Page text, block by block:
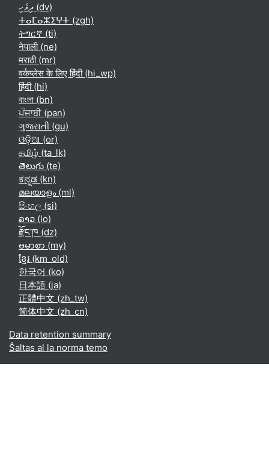
ދިވެހި ‎(dv)‎
ⵜⴰⵎⴰⵣⵉⵖⵜ ‎(zgh)‎
ትግርኛ ‎(ti)‎
नेपाली ‎(ne)‎
मराठी ‎(mr)‎
वर्कप्लेस के लिए हिंदी ‎(hi_wp)‎
हिंदी ‎(hi)‎
বাংলা ‎(bn)‎
ਪੰਜਾਬੀ ‎(pan)‎
ગુજરાતી ‎(gu)‎
ଓଡ଼ିଆ ‎(or)‎
தமிழ் ‎(ta_lk)‎
తెలుగు ‎(te)‎
ಕನ್ನಡ ‎(kn)‎
മലയാളം ‎(ml)‎
සිංහල ‎(si)‎
ລາວ ‎(lo)‎
རྫོང་ཁ ‎(dz)‎
ဗမာစာ ‎(my)‎
ខ្មែរ ‎(km_old)‎
한국어 ‎(ko)‎
日本語 ‎(ja)‎
正體中文 ‎(zh_tw)‎
简体中文 ‎(zh_cn)‎
Data retention summary
Ŝaltas al la norma temo